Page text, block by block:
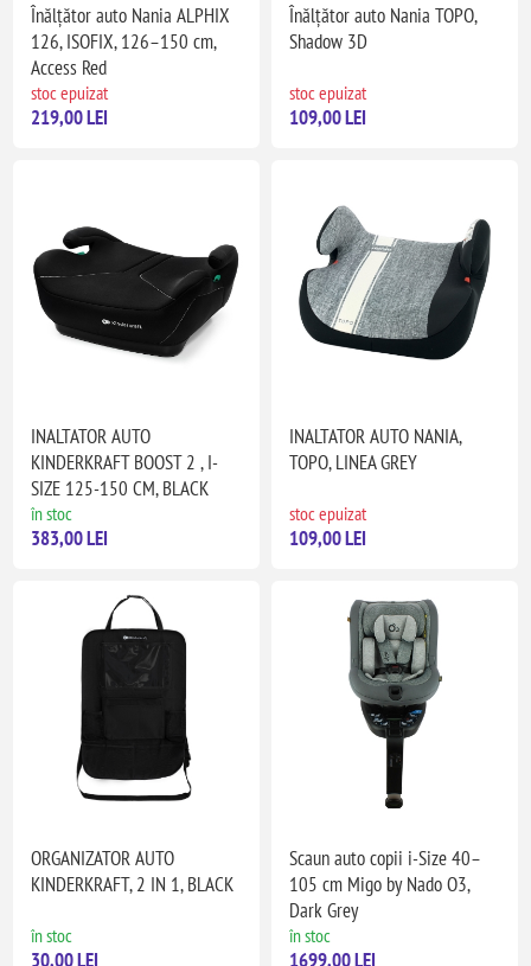
Înălțător auto Nania ALPHIX
126, ISOFIX, 126–150 cm,
Access Red
stoc epuizat
219,00 LEI
Înălțător auto Nania TOPO,
Shadow 3D
stoc epuizat
109,00 LEI
INALTATOR AUTO
KINDERKRAFT BOOST 2 , I-
SIZE 125-150 CM, BLACK
în stoc
383,00 LEI
INALTATOR AUTO NANIA,
TOPO, LINEA GREY
stoc epuizat
109,00 LEI
ORGANIZATOR AUTO
KINDERKRAFT, 2 IN 1, BLACK
în stoc
30,00 LEI
Scaun auto copii i-Size 40–
105 cm Migo by Nado O3,
Dark Grey
în stoc
1699,00 LEI